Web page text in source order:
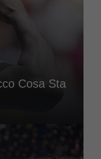
Cosa Sta